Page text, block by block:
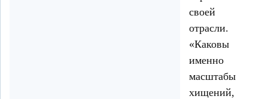
своей
отрасли.
«Каковы
именно
масштабы
хищений,